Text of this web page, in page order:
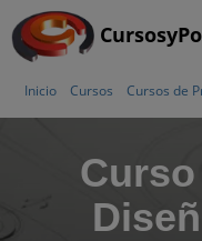
Inicio Cursos Cursos de